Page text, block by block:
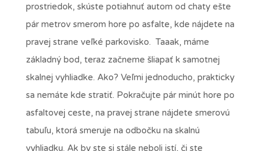
prostriedok, skúste potiahnuť autom od chaty ešte
pár metrov smerom hore po asfalte, kde nájdete na
pravej strane veľké parkovisko. Taaak, máme
základný bod, teraz začneme šliapať k samotnej
skalnej vyhliadke. Ako? Veľmi jednoducho, prakticky
sa nemáte kde stratiť. Pokračujte pár minút hore po
asfaltovej ceste, na pravej strane nájdete smerovú
tabuľu, ktorá smeruje na odbočku na skalnú
vyhliadku. Ak by ste si stále neboli istí, či ste